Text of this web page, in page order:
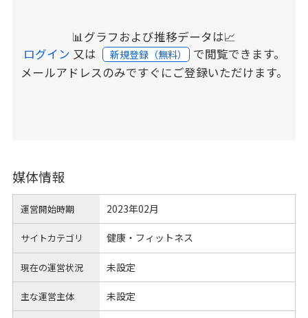
📊グラフおよび推移データは📈
ログイン 又は 新規登録（無料） で閲覧できます。
メールアドレスのみですぐにご登録いただけます。
媒体情報
運営開始時期 2023年02月
サイトカテゴリ 健康・フィットネス
現在の運営状況 未設定
主な運営主体 未設定